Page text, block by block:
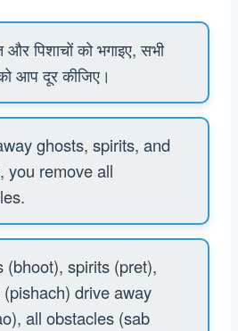
पिशाचों को भगाइए, सभी
आप दूर कीजिए।
ghosts, spirits, and
you remove all
(bhoot), spirits (pret),
drive away
all obstacles (sab